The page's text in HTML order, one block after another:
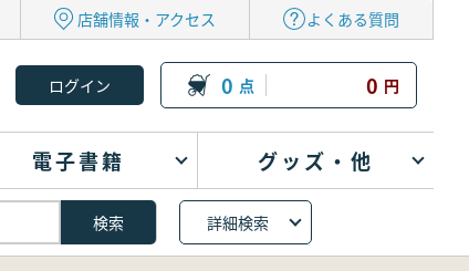
店舗情報・アクセス よくある質問
0 点 0 円
電子書籍 グッズ・他
詳細検索